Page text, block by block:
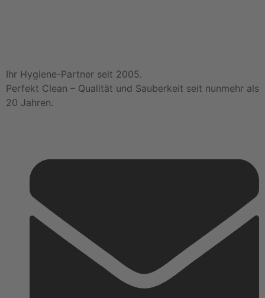
Ihr Hygiene-Partner seit 2005.
Perfekt Clean – Qualität und Sauberkeit seit nunmehr als
20 Jahren.